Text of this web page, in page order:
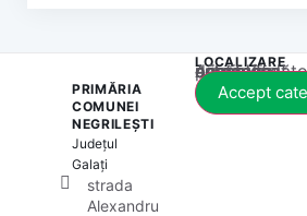
PRIMĂRIA
COMUNEI
NEGRILEȘTI
Județul
Galați
strada
Alexandru
LOCALIZARE
Acest conținut este blocat până când acceptați categoria corespunzătoare de cookie-uri.
Accept